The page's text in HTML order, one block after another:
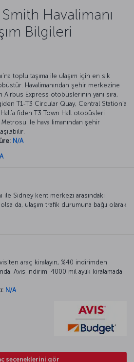
Havalimanı
Bilgileri
toplu taşıma ile ulaşım için en sık
Havalimanından şehir merkezine
Express otobüslerinin yanı sıra,
T1-T3 Circular Quay, Central Station’a
fiden T3 Town Hall otobüsleri
Metrosu ile hava limanından şehir
N/A
ile Sidney kent merkezi arasındaki
da, ulaşım trafik durumuna bağlı olarak
araç kiralayın, %40 indirimden
Avis indirimi 4000 mil aylık kiralamada
N/A
seçeneklerini gör